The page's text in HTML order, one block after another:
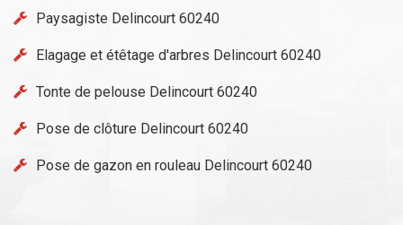
Paysagiste Delincourt 60240
Elagage et étêtage d'arbres Delincourt 60240
Tonte de pelouse Delincourt 60240
Pose de clôture Delincourt 60240
Pose de gazon en rouleau Delincourt 60240